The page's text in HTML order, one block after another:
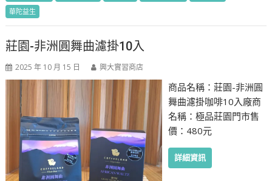
華陀益生
莊園-非洲圓舞曲濾掛10入
2025 年 10 月 15 日 興大實習商店
商品名稱：莊園-非洲圓
舞曲濾掛咖啡10入廠商
名稱：極品莊園門市售
價：480元
詳細資訊